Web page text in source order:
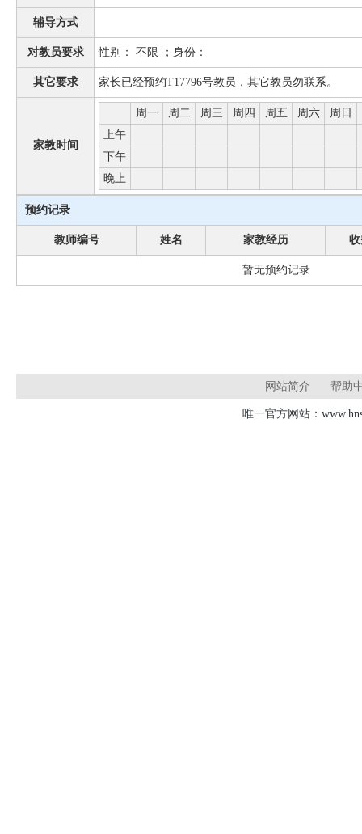
辅导方式
对教员要求 性别： 不限 ；身份：
其它要求 家长已经预约T17796号教员，其它教员勿联系。
家教时间
周一 周二 周三 周四 周五 周六 周日
上午
下午
晚上
预约记录
教师编号 姓名 家教经历
暂无预约记录
网站简介 帮助
唯一官方网站：